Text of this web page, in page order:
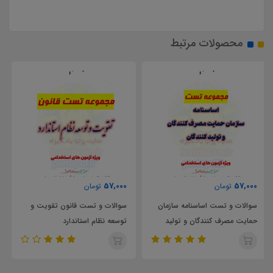
محصولات مرتبط
57,000 تومان
سوالات و تست قانون تقویت و
توسعه نظام استاندارد
86,000 تومان
سوالات و تست کلیات روش
تحقیق و تحلیل محتوا